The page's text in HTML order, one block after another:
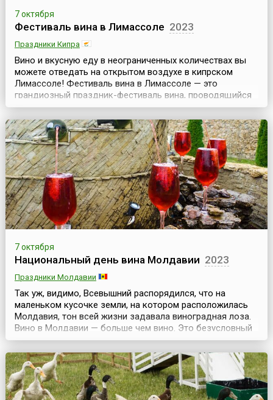
7 октября
Фестиваль вина в Лимассоле 2023
Праздники Кипра
Вино и вкусную еду в неограниченных количествах вы
можете отведать на открытом воздухе в кипрском
Лимассоле! Фестиваль вина в Лимассоле — это
грандиозный праздник-фестиваль вина, проводящийся
с 1961 года и длящийся примерно 10 осенних дней.
Летняя жара постепенно спадает, солнышко покрывает
теплом все вокруг, а в воздухе улавливается тонкий
аромат винограда — благодатное время!Вино, пожал...
7 октября
Национальный день вина Молдавии 2023
Праздники Молдавии
Так уж, видимо, Всевышний распорядился, что на
маленьком кусочке земли, на котором расположилась
Молдавия, тон всей жизни задавала виноградная лоза.
Вино в Молдавии — больше чем вино. Это безусловный
символ республики, которая на карте и в самом деле
напоминает виноградную гроздь.Виноделие у молдаван
— в генах. В каждом дворе — винзавод, и каждый
молдаванин — гурман.Как признание значимост...